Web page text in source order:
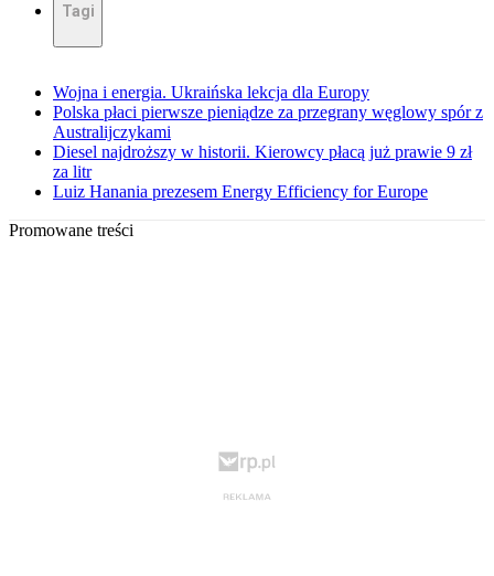
Tagi
Wojna i energia. Ukraińska lekcja dla Europy
Polska płaci pierwsze pieniądze za przegrany węglowy spór z
Australijczykami
Diesel najdroższy w historii. Kierowcy płacą już prawie 9 zł
za litr
Luiz Hanania prezesem Energy Efficiency for Europe
Promowane treści